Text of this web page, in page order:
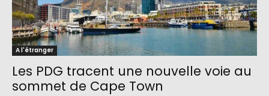
A l'étranger
Les PDG tracent une nouvelle voie au
sommet de Cape Town